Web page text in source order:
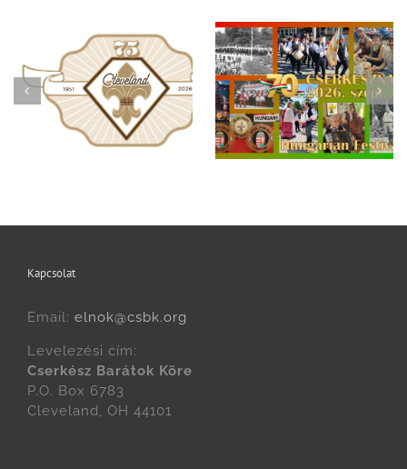
Ünnepeljük a 75 éves
magyar cserkészetet
Clevelandban a 70.
Magyar Fesztiválon!
✨ Egy emlékezetes
este: a 69. Clevelandi
Cserkészbál ✨
Kapcsolat
Email: elnok@csbk.org
Levelezési cím:
Cserkész Barátok Köre
P.O. Box 6783
Cleveland, OH 44101